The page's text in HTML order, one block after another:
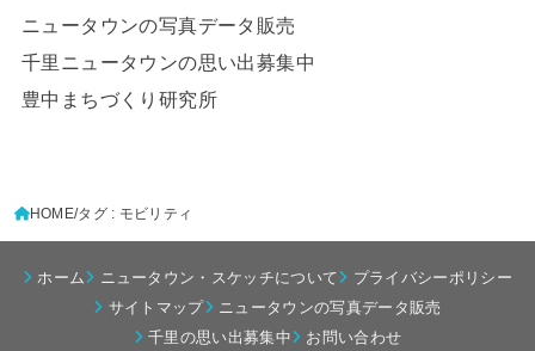
ニュータウンの写真データ販売
千里ニュータウンの思い出募集中
豊中まちづくり研究所
HOME タグ : モビリティ
ホーム ニュータウン・スケッチについて
プライバシーポリシー
サイトマップ
ニュータウンの写真データ販売
千里の思い出募集中
お問い合わせ